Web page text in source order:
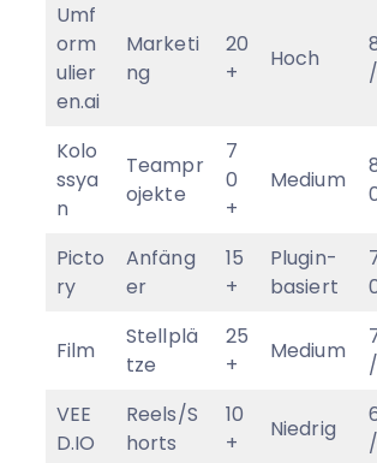
Umf
orm
ulier
en.ai
Marketi
ng
20
+
Hoch
Kolo
ssya
n
Teampr
ojekte
7
0
+
Medium
Picto
ry
Anfäng
er
15
+
Plugin-
basiert
Film
Stellplä
tze
25
+
Medium
VEE
D.IO
Reels/S
horts
10
+
Niedrig